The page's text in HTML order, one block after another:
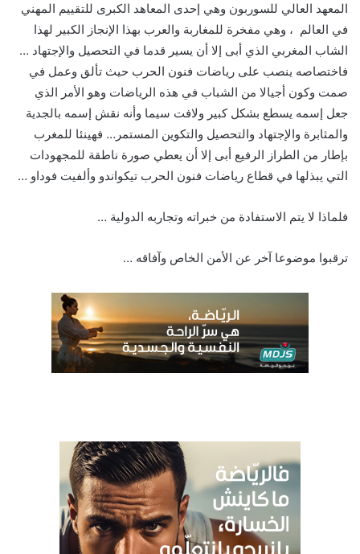
المعهد العالي للسوربون وهي إحدى المعاهد الكبرى للتقييم المهني
في العالم ، وهي مفخرة للمغاربة والعرب بهذا الإنجاز الكبير لهذا
الشاب المغربي الذي أبى إلا أن يسير قدما في التحصيل والإجتهاد …
فاختصاصه ينصب على رياضات فنون الحرب حيث تألق وعمل في
صمت وكون أجيالا من الشباب في هذه الرياضات وهو الأمر الذي
جعل إسمه يسطع بشكل كبير ولافت سيما وأنه نقش إسمه بالجدية
والمثابرة والإجتهاد والتحصيل والتكوين المستمر… فهينئا للمغرب
بإطار من الطراز الرفيع أبى إلا أن يعطي صورة ناطقة للمجهودات
التي يبذلها في قطاع رياضات فنون الحرب تيكواندو وألفيت فوداو …
فلماذا لا يتم الاستفادة من خبراته وتجاربه الدولية …
ترقبوا موضوعا آخر عن الأمن الخاص وآفاقه …